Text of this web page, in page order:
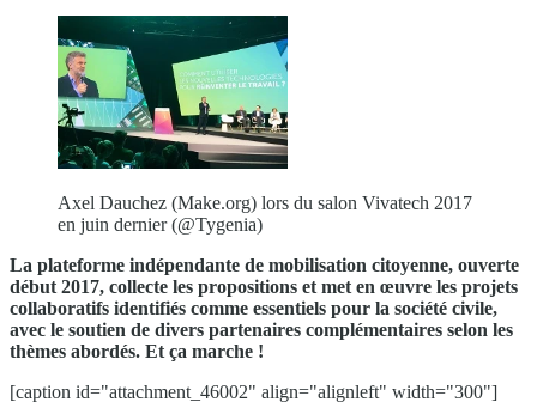
Axel Dauchez (Make.org) lors du salon Vivatech 2017
en juin dernier (@Tygenia)
La plateforme indépendante de mobilisation citoyenne, ouverte
début 2017, collecte les propositions et met en œuvre les projets
collaboratifs identifiés comme essentiels pour la société civile,
avec le soutien de divers partenaires complémentaires selon les
thèmes abordés. Et ça marche !
[caption id="attachment_46002" align="alignleft" width="300"]